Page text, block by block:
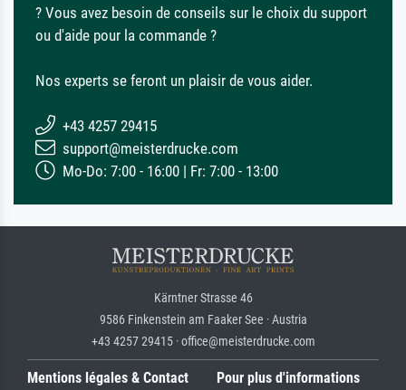
? Vous avez besoin de conseils sur le choix du support
ou d'aide pour la commande ?
Nos experts se feront un plaisir de vous aider.
+43 4257 29415
support@meisterdrucke.com
Mo-Do: 7:00 - 16:00 | Fr: 7:00 - 13:00
Kärntner Strasse 46
9586 Finkenstein am Faaker See · Austria
+43 4257 29415 · office@meisterdrucke.com
Mentions légales & Contact Pour plus d'informations